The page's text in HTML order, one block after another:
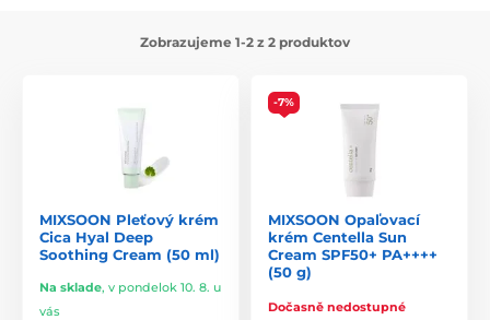
sója, pupočník ázijský (centella asiatica), zelený čaj,
Fermentačnú technológiu
– ktorá zlepšuje vstrebávanie a
Bezpečné a jemné receptúry
– bez parfumov, umelých
farbív, alkoholu a iných dráždivých látok.
Značka verí, žemenej je viac
– namiesto zložitých zmesí
používa niekoľko starostlivo vybraných zložiek vo vysokej
Zobrazujeme 1-2 z 2 produktov
MIXSOON Pleťový krém
Cica Hyal Deep
Soothing Cream (50 ml)
Na sklade, v pondelok 10. 8. u
vás
-7%
MIXSOON Opaľovací
krém Centella Sun
Cream SPF50+ PA++++
(50 g)
Dočasně nedostupné